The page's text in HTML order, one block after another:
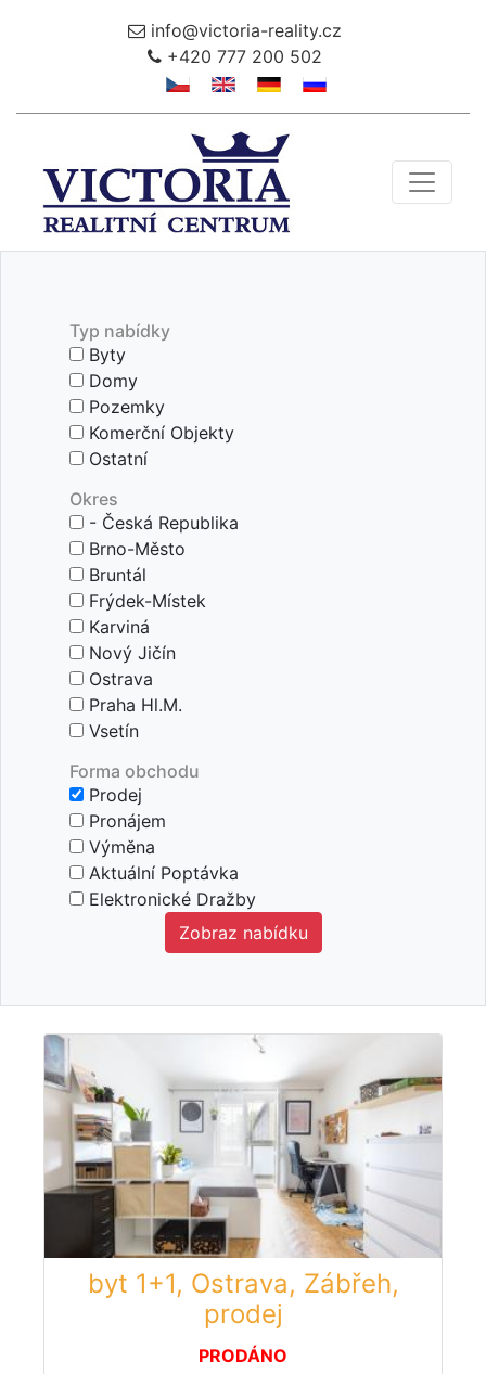
info@victoria-reality.cz
+420 777 200 502
Toggle
Typ nabídky
Byty
Domy
Pozemky
Komerční Objekty
Ostatní
Okres
- Česká Republika
Brno-Město
Bruntál
Frýdek-Místek
Karviná
Nový Jičín
Ostrava
Praha Hl.m.
Vsetín
Forma obchodu
Prodej
Pronájem
Výměna
Aktuální Poptávka
Elektronické Dražby
zobraz nabídku
byt 1+1, Ostrava, Zábřeh,
prodej
PRODÁNO